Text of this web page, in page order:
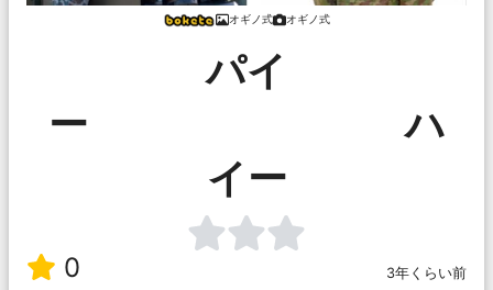
オギノ式 オギノ式
パイ
ー ハ
イー
0 3年くらい前